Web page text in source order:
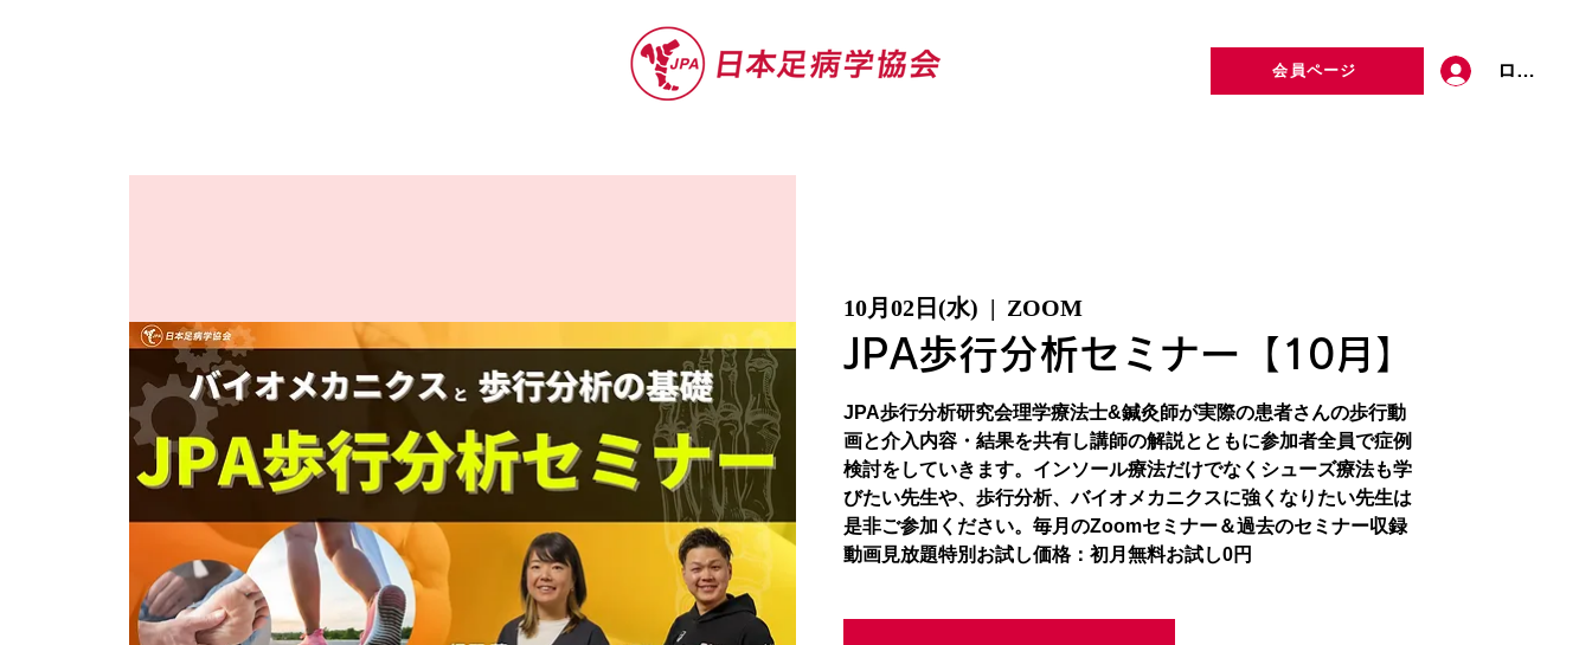
会員ページ ログイン
10月02日(水)
  |
ZOOM
JPA歩行分析セミナー【10月】
JPA歩行分析研究会理学療法士&鍼灸師が実際の患者さんの歩行動
画と介入内容・結果を共有し講師の解説とともに参加者全員で症例
検討をしていきます。インソール療法だけでなくシューズ療法も学
びたい先生や、歩行分析、バイオメカニクスに強くなりたい先生は
是非ご参加ください。毎月のZoomセミナー＆過去のセミナー収録
動画見放題特別お試し価格：初月無料お試し0円